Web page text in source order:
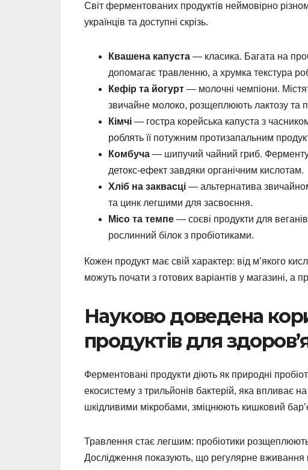
Світ ферментованих продуктів неймовірно
українців та доступні скрізь.
Квашена капуста — класика. Багата на
допомагає травленню, а хрумка текстура
Кефір та йогурт — молочні чемпіони.
звичайне молоко, розщеплюють лактозу та
Кімчі — гостра корейська капуста з
роблять її потужним протизапальним
Комбуча — шипучий чайний гриб.
детокс-ефект завдяки органічним кислотам.
Хліб на заквасці — альтернатива
та цинк легшими для засвоєння.
Місо та темпе — соєві продукти для
рослинний білок з пробіотиками.
Кожен продукт має свій характер: від м’якого
можуть почати з готових варіантів у магазині, а
Науково доведена
продуктів для
Ферментовані продукти діють як природні
екосистему з трильйонів бактерій, яка впливає
шкідливими мікробами, зміцнюють кишковий
Травлення стає легшим: пробіотики
Дослідження показують, що регулярне